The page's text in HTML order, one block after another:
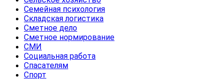
Семейная психология
Складская логистика
Сметное дело
Сметное нормирование
СМИ
Социальная работа
Спасателям
Спорт